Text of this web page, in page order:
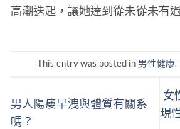
高潮迭起，讓她達到從未從未有
This entry was posted in 男性健康.
男人陽痿早洩與體質有關系
嗎？
女
現